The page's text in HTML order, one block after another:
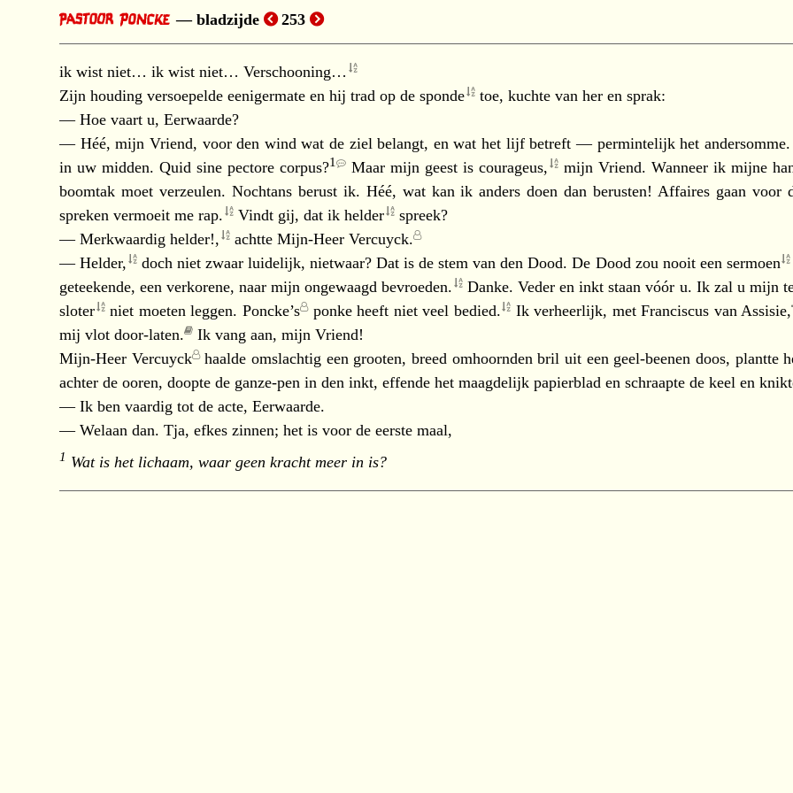
bladzijde 253
ik wist niet… ik wist niet…Verschooning…
Zijn houding versoepelde eenigermate en hij trad op desponde toe, kuchte van her en sprak:
— Hoe vaart u, Eerwaarde?
— Héé, mijn Vriend, voor den wind wat de ziel belangt, en wat het lijf betreft — permintelijk het
in uw midden.Quid sine pectore corpus?1 Maar mijn geest iscourageus,
mijn Vriend. Wanneer ik mijne
boomtak moet verzeulen. Nochtans berust ik. Héé, wat kan ik anders doen dan berusten! Affaires gaan voor
spreken vermoeit merap. Vindt gij, dat ik helder spreek?
— Merkwaardighelder!, achtte Mijn-Heer Vercuyck.
—Helder, doch niet zwaar luidelijk, nietwaar? Dat is de stem van den Dood. De Dood zou nooit een sermoen
geteekende, een verkorene, naar mijn ongewaagdbevroeden. Danke. Veder en inkt staan vóór u. Ik zal u mijn
sloter niet moeten leggen. Poncke’s ponke heeft niet veel bedied. Ik verheerlijk, metFranciscus van Assisie,
mij vlot door-laten.
Ik vang aan, mijn Vriend!
Mijn-Heer Vercuyck haalde omslachtig een grooten, breed omhoornden bril uit een geel-beenen doos, plantte
achter de ooren, doopte de ganze-pen in den inkt, effende het maagdelijk papierblad en schraapte de keel en
— Ik ben vaardig tot de acte, Eerwaarde.
— Welaan dan. Tja, efkes zinnen; het is voor de eerste maal,
1 Wat is het lichaam, waar geen kracht meer in is?